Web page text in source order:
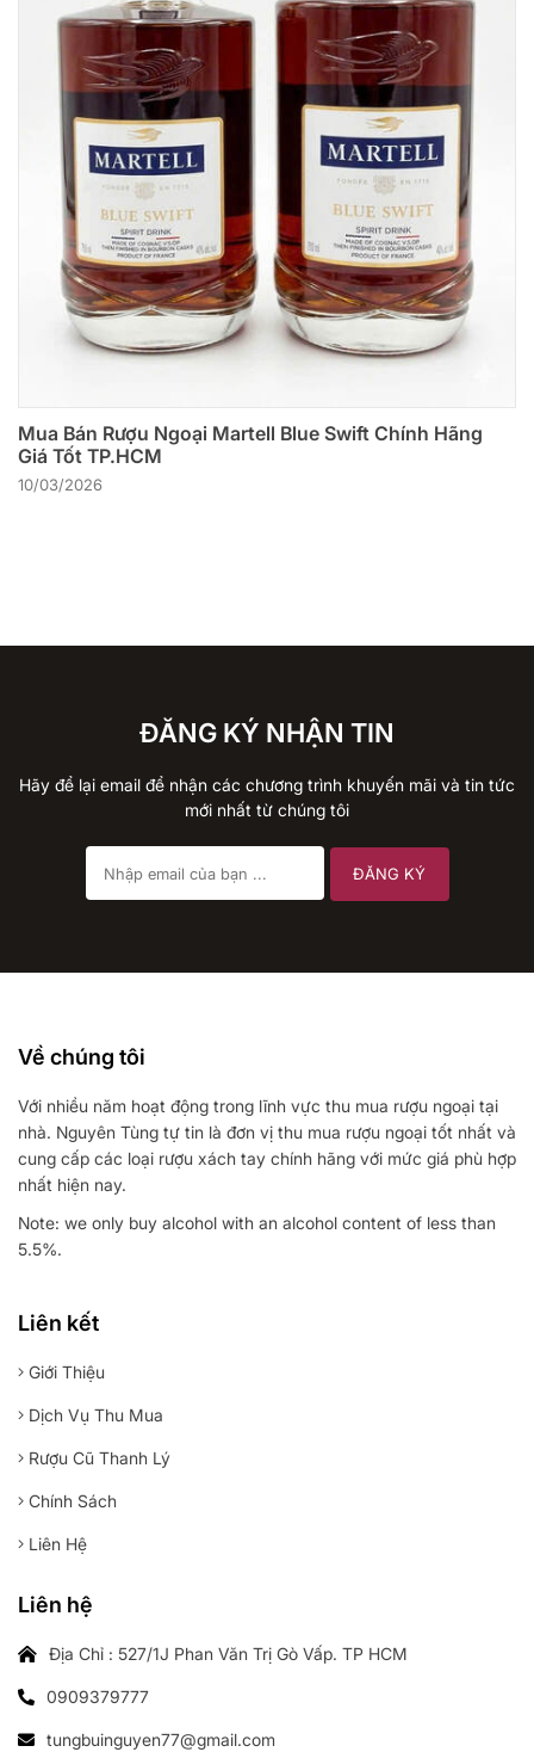
Mua Bán Rượu Ngoại Martell Blue Swift Chính Hãng
Giá Tốt TP.HCM
10/03/2026
ĐĂNG KÝ NHẬN TIN
Hãy để lại email để nhận các chương trình khuyến mãi và tin tức
mới nhất từ chúng tôi
Về chúng tôi
Với nhiều năm hoạt động trong lĩnh vực thu mua rượu ngoại tại
nhà. Nguyên Tùng tự tin là đơn vị thu mua rượu ngoại tốt nhất và
cung cấp các loại rượu xách tay chính hãng với mức giá phù hợp
nhất hiện nay.
Note: we only buy alcohol with an alcohol content of less than
5.5%.
Liên kết
Giới Thiệu
Dịch Vụ Thu Mua
Rượu Cũ Thanh Lý
Chính Sách
Liên Hệ
Liên hệ
Địa Chỉ : 527/1J Phan Văn Trị Gò Vấp. TP HCM
0909379777
tungbuinguyen77@gmail.com